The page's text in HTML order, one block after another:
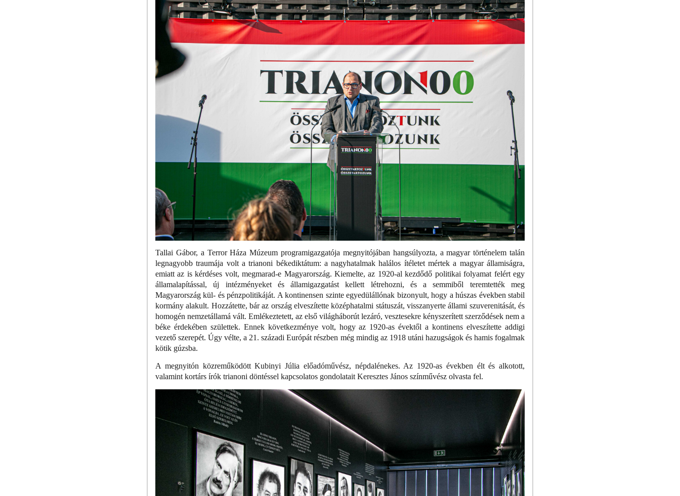
Tallai Gábor, a Terror Háza Múzeum programigazgatója megnyitójában hangsúlyozta, a magyar történelem talán
legnagyobb traumája volt a trianoni békediktátum: a nagyhatalmak halálos ítéletet mértek a magyar államiságra,
emiatt az is kérdéses volt, megmarad-e Magyarország. Kiemelte, az 1920-al kezdődő politikai folyamat felért egy
államalapítással, új intézményeket és államigazgatást kellett létrehozni, és a semmiből teremtették meg
Magyarország kül- és pénzpolitikáját. A kontinensen szinte egyedülállónak bizonyult, hogy a húszas években stabil
kormány alakult. Hozzátette, bár az ország elveszítette középhatalmi státuszát, visszanyerte állami szuverenitását, és
homogén nemzetállamá vált. Emlékeztetett, az első világháborút lezáró, vesztesekre kényszerített szerződések nem a
béke érdekében születtek. Ennek következménye volt, hogy az 1920-as évektől a kontinens elveszítette addigi
vezető szerepét. Úgy vélte, a 21. századi Európát részben még mindig az 1918 utáni hazugságok és hamis fogalmak
kötik gúzsba.
A megnyitón közreműködött Kubinyi Júlia előadóművész, népdalénekes. Az 1920-as években élt és alkotott,
valamint kortárs írók trianoni döntéssel kapcsolatos gondolatait Keresztes János színművész olvasta fel.